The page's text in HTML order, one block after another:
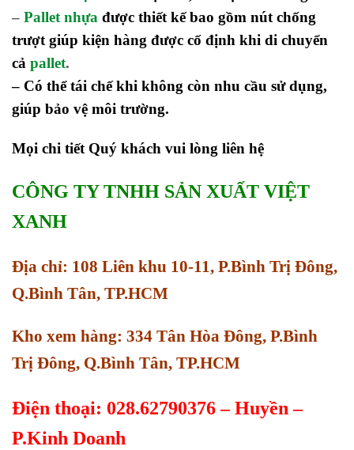
– Pallet nhựa được thiết kế bao gồm nút chống
trượt giúp kiện hàng được cố định khi di chuyển
cả pallet.
– Có thể tái chế khi không còn nhu cầu sử dụng,
giúp bảo vệ môi trường.
Mọi chi tiết Quý khách vui lòng liên hệ
CÔNG TY TNHH SẢN XUẤT VIỆT
XANH
Địa chỉ: 108 Liên khu 10-11, P.Bình Trị Đông,
Q.Bình Tân, TP.HCM
Kho xem hàng: 334 Tân Hòa Đông, P.Bình
Trị Đông, Q.Bình Tân, TP.HCM
Điện thoại: 028.62790376 – Huyền –
P.Kinh Doanh